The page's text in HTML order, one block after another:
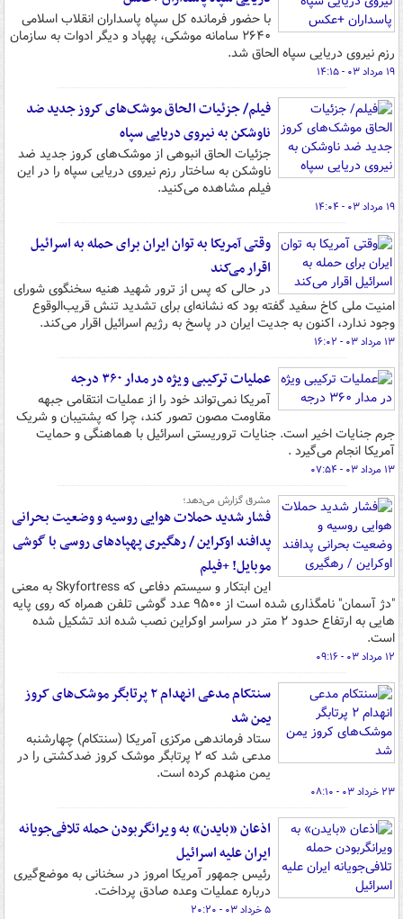
با حضور فرمانده کل سپاه پاسداران انقلاب اسلامی
۲۶۴۰ سامانه موشکی، پهپاد و دیگر ادوات به سازمان
رزم نیروی دریایی سپاه الحاق شد.
۱۹ مرداد ۰۳ - ۱۴:۱۵
فیلم/ جزئیات الحاق موشک‌های کروز جدید ضد
ناوشکن به نیروی دریایی سپاه
جزئیات الحاق انبوهی از موشک‌های کروز جدید ضد
ناوشکن به ساختار رزم نیروی دریایی سپاه را در این
فیلم مشاهده می‌کنید.
۱۹ مرداد ۰۳ - ۱۴:۰۴
وقتی آمریکا به توان ایران برای حمله به اسرائیل
اقرار می‌کند
در حالی که پس از ترور شهید هنیه سخنگوی شورای
امنیت ملی کاخ سفید گفته بود که نشانه‌ای برای تشدید تنش قریب‌الوقوع
وجود ندارد، اکنون به جدیت ایران در پاسخ به رژیم اسرائیل اقرار می‌کند.
۱۳ مرداد ۰۳ - ۱۶:۰۲
عملیات ترکیبی ویژه در مدار ۳۶۰ درجه
آمریکا نمی‌تواند خود را از عملیات انتقامی جبهه
مقاومت مصون تصور کند، چرا که پشتیبان و شریک
جرم جنایات اخیر است. جنایات تروریستی اسرائیل با هماهنگی و حمایت
آمریکا انجام می‌گیرد .
۱۳ مرداد ۰۳ - ۰۷:۵۴
مشرق گزارش می‌دهد؛
فشار شدید حملات هوایی روسیه و وضعیت بحرانی
پدافند اوکراین / رهگیری پهپادهای روسی با گوشی
موبایل! +فیلم
این ابتکار و سیستم دفاعی که Skyfortress به معنی
"دژ آسمان" نامگذاری شده است از ۹۵۰۰ عدد گوشی تلفن همراه که روی پایه
هایی به ارتفاع حدود ۲ متر در سراسر اوکراین نصب شده اند تشکیل شده
است.
۱۲ مرداد ۰۳ - ۰۹:۱۶
سنتکام مدعی انهدام ۲ پرتابگر موشک‌های کروز
یمن شد
ستاد فرماندهی مرکزی آمریکا (سنتکام) چهارشنبه
مدعی شد که ۲ پرتابگر موشک کروز ضدکشتی را در
یمن منهدم کرده است.
۲۳ خرداد ۰۳ - ۰۸:۱۰
اذعان «بایدن» به ویرانگربودن حمله تلافی‌جویانه
ایران علیه اسرائیل
رئیس جمهور آمریکا امروز در سخنانی به موضع‌گیری
درباره عملیات وعده صادق پرداخت.
۵ خرداد ۰۳ - ۲۰:۲۰